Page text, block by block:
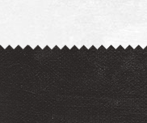
Φαρμακείο Μπρατσιάκου
ΦΑΡΜΑΚΕΙΑ